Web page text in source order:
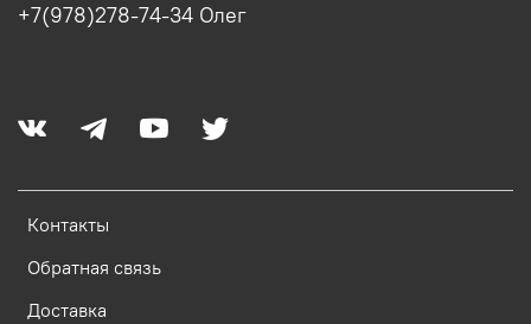
Контакты
Обратная связь
Доставка
+7(978)278-74-34 Олег